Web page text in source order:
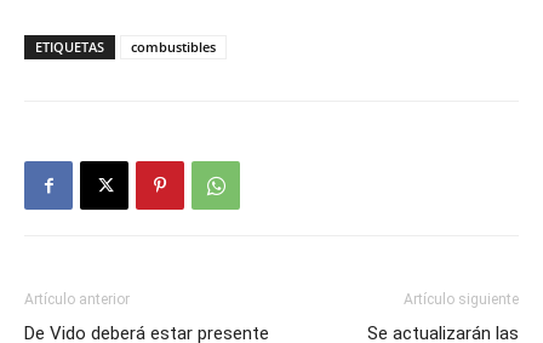
ETIQUETAS combustibles
Artículo anterior
De Vido deberá estar presente
Artículo siguiente
Se actualizarán las